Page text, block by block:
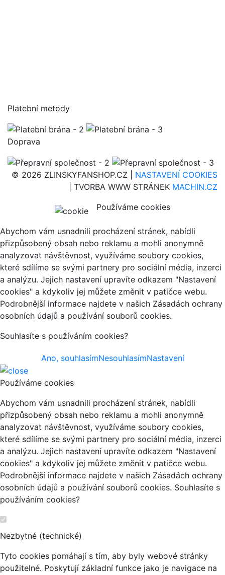
Platební metody
Doprava
© 2026 ZLINSKYFANSHOP.CZ | NASTAVENÍ COOKIES
| TVORBA WWW STRÁNEK MACHIN.CZ
Používáme cookies
Abychom vám usnadnili procházení stránek, nabídli
přizpůsobený obsah nebo reklamu a mohli anonymně
analyzovat návštěvnost, využíváme soubory cookies,
které sdílíme se svými partnery pro sociální média, inzerci
a analýzu. Jejich nastavení upravíte odkazem "Nastavení
cookies" a kdykoliv jej můžete změnit v patičce webu.
Podrobnější informace najdete v našich Zásadách ochrany
osobních údajů a používání souborů cookies.
Souhlasíte s používáním cookies?
Ano, souhlasímNesouhlasímNastavení
Používáme cookies
Abychom vám usnadnili procházení stránek, nabídli
přizpůsobený obsah nebo reklamu a mohli anonymně
analyzovat návštěvnost, využíváme soubory cookies,
které sdílíme se svými partnery pro sociální média, inzerci
a analýzu. Jejich nastavení upravíte odkazem "Nastavení
cookies" a kdykoliv jej můžete změnit v patičce webu.
Podrobnější informace najdete v našich Zásadách ochrany
osobních údajů a používání souborů cookies. Souhlasíte s
používáním cookies?
Nezbytné (technické)
Tyto cookies pomáhají s tím, aby byly webové stránky
použitelné. Poskytují základní funkce jako je navigace na